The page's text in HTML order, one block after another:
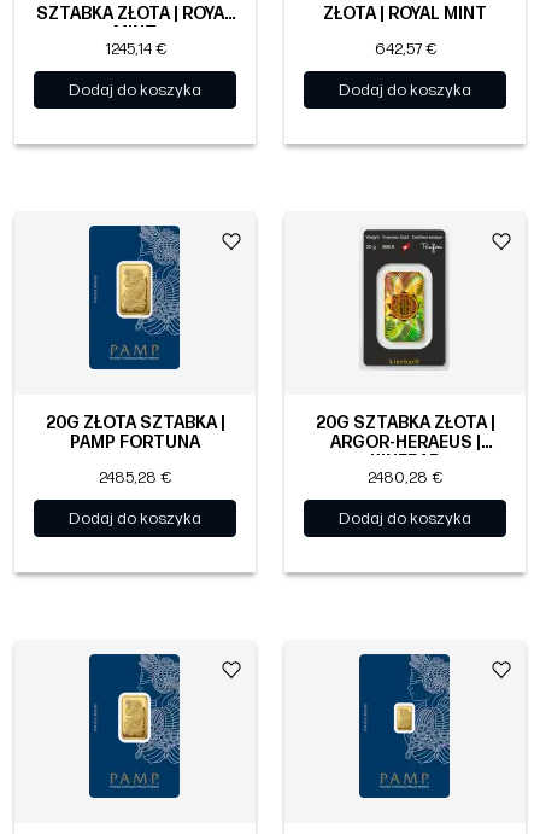
SZTABKA ZŁOTA | ROYAL
1245,14 €
Dodaj do koszyka
ZŁOTA | ROYAL MINT
642,57 €
Dodaj do koszyka
20G ZŁOTA SZTABKA |
PAMP FORTUNA
2485,28 €
Dodaj do koszyka
20G SZTABKA ZŁOTA |
ARGOR-HERAEUS |
KINEBAR
2480,28 €
Dodaj do koszyka